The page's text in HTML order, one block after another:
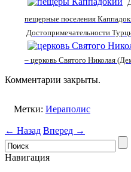
пещерные поселения
Достопримечательности
– церковь Святого Николая
Комментарии закрыты.
Метки: Иераполис
← Назад Вперед →
Навигация